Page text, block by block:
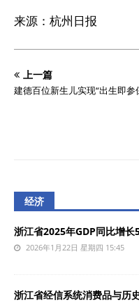
来源：杭州日报
上一篇
建德百位新生儿实现“出生即参
经济
浙江省2025年GDP同比增
2026年1月22日 星期四 15:45
浙江省经信系统消费品与历